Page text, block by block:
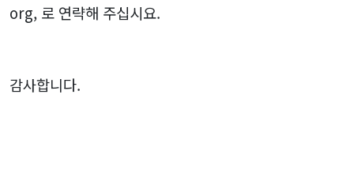
org, 로 연략해 주십시요.
감사합니다.